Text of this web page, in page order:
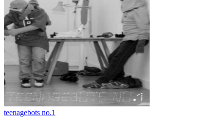
teenagebots no.1